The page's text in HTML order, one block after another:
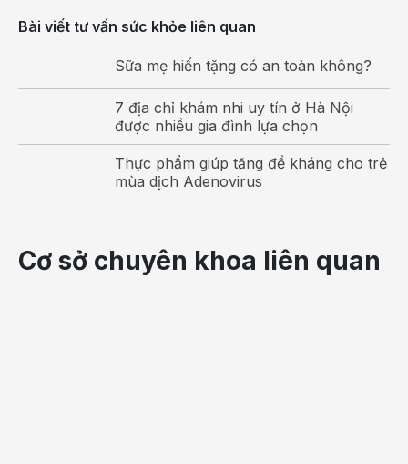
cách
ngứa
Sốt
Bài viết tư vấn sức khỏe liên quan
Sữa mẹ hiến tặng có an toàn không?
7 địa chỉ khám nhi uy tín ở Hà Nội
được nhiều gia đình lựa chọn
Thực phẩm giúp tăng đề kháng cho trẻ
mùa dịch Adenovirus
Cơ sở chuyên khoa liên quan